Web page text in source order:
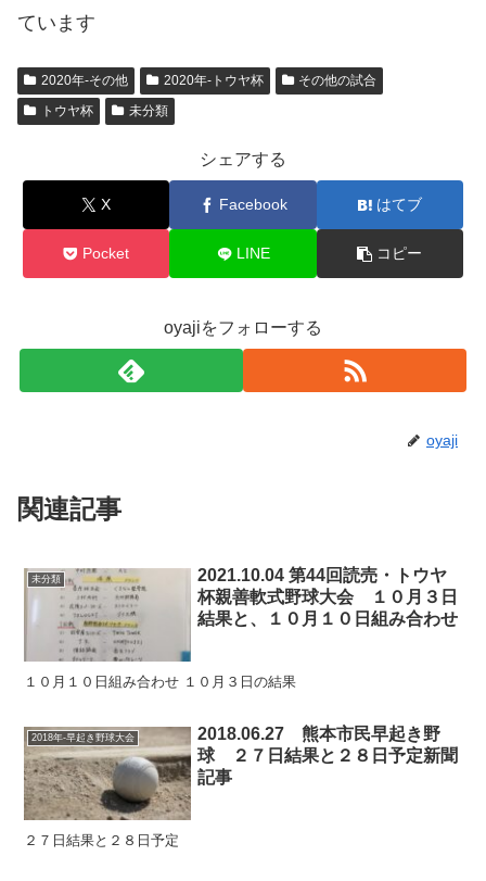
ています
2020年-その他 2020年-トウヤ杯
その他の試合
トウヤ杯
未分類
シェアする
X Facebook はてブ
Pocket LINE コピー
oyajiをフォローする
oyaji
関連記事
未分類
2021.10.04 第44回読売・トウヤ
杯親善軟式野球大会 １０月３日
結果と、１０月１０日組み合わせ
１０月１０日組み合わせ １０月３日の結果
2018年-早起き野球大会
2018.06.27 熊本市民早起き野
球 ２７日結果と２８日予定新聞
記事
２７日結果と２８日予定